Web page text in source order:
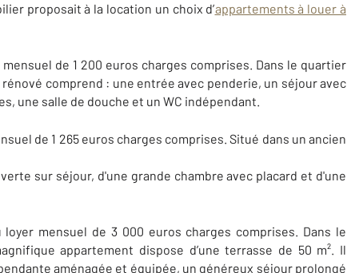
proposait à la location un choix d’appartements à louer à
de 1 200 euros charges comprises. Dans le quartier
comprend : une entrée avec penderie, un séjour avec
une salle de douche et un WC indépendant.
de 1 265 euros charges comprises. Situé dans un ancien
sur séjour, d'une grande chambre avec placard et d'une
mensuel de 3 000 euros charges comprises. Dans le
appartement dispose d’une terrasse de 50 m². Il
aménagée et équipée, un généreux séjour prolongé